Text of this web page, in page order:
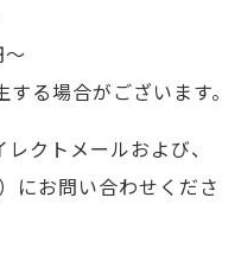
る場合がございます。
クトメールおよび、
にお問い合わせくださ